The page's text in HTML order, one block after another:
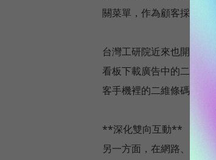
關菜單，作為顧客採買食
台灣工研院近來也開發出
看板下載廣告中的二維條
客手機裡的二維條碼，即
**深化雙向互動**
另一方面，在網路、觸控